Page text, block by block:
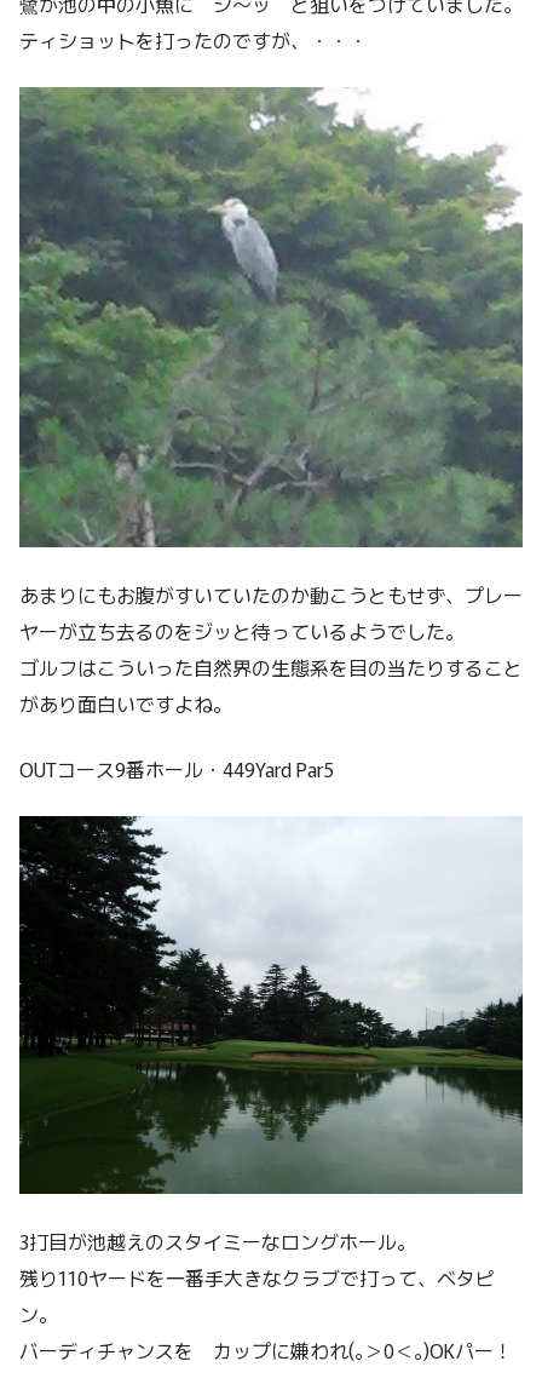
ティショットを打ったのですが、・・・
あまりにもお腹がすいていたのか動こうともせず、プレー
ヤーが立ち去るのをジッと待っているようでした。
ゴルフはこういった自然界の生態系を目の当たりすること
があり面白いですよね。
OUTコース9番ホール・449Yard Par5
3打目が池越えのスタイミーなロングホール。
残り110ヤードを一番手大きなクラブで打って、ベタピ
ン。
バーディチャンスを カップに嫌われ(｡＞0＜｡)OKパー！